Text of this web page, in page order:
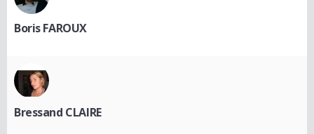
Boris FAROUX
Bressand CLAIRE